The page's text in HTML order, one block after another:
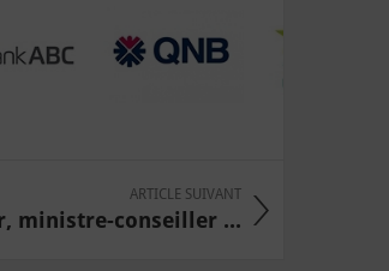
ARTICLE SUIVANT
ministre-conseiller ...